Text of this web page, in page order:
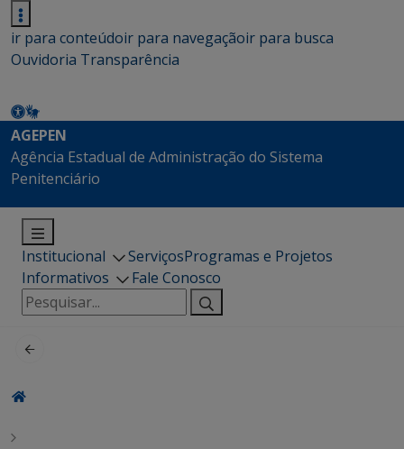
ir para conteúdoir para navegaçãoir para busca
Ouvidoria Transparência
AGEPEN
Agência Estadual de Administração do Sistema
Penitenciário
Institucional ServiçosProgramas e Projetos
Informativos
Fale Conosco
Pesquisar
por: